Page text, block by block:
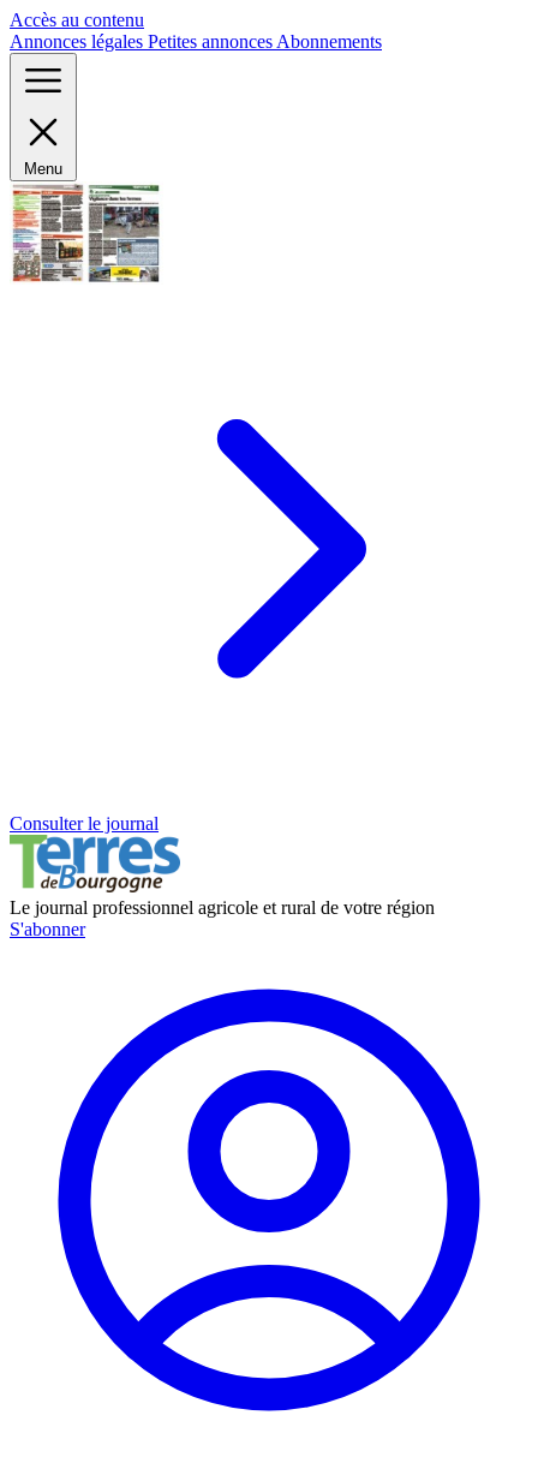
Accès au contenu
Annonces légales Petites annonces Abonnements
Menu
Consulter le journal
Le journal professionnel agricole et rural de votre région
S'abonner
Panneau de gestion des cookies